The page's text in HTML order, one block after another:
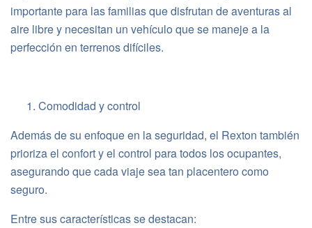
importante para las familias que disfrutan de aventuras al
aire libre y necesitan un vehículo que se maneje a la
perfección en terrenos difíciles.
Comodidad y control
Además de su enfoque en la seguridad, el Rexton también
prioriza el confort y el control para todos los ocupantes,
asegurando que cada viaje sea tan placentero como
seguro.
Entre sus características se destacan: